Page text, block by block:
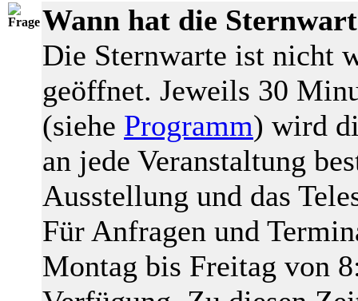
Wann hat die
Die Sternwarte ist nicht
geöffnet. Jeweils 30
(siehe Programm) wird
an jede Veranstaltung
Ausstellung und das
Für Anfragen und
Montag bis Freitag von